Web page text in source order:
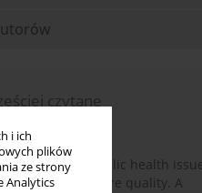
i ich
plików
ze strony
Analytics
czytane
Rok
burnout as a public health
on patient care quality. A